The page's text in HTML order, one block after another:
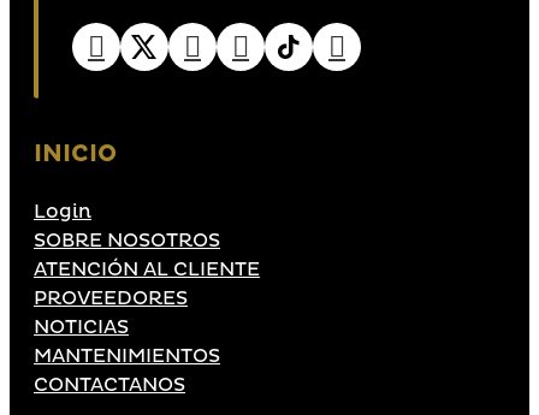
INICIO
Login
SOBRE NOSOTROS
ATENCIÓN AL CLIENTE
PROVEEDORES
NOTICIAS
MANTENIMIENTOS
CONTACTANOS